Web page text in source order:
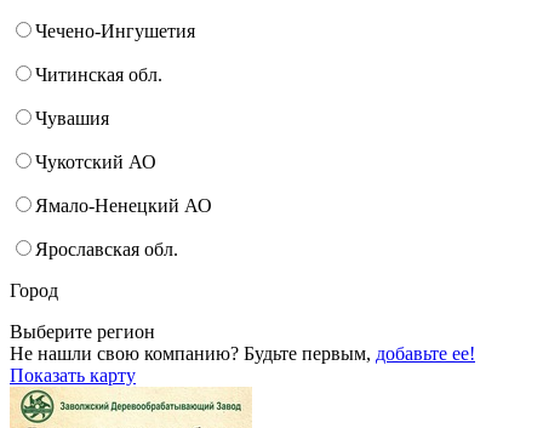
Чечено-Ингушетия
Читинская обл.
Чувашия
Чукотский АО
Ямало-Ненецкий АО
Ярославская обл.
Город
Выберите регион
Не нашли свою компанию? Будьте первым, добавьте ее!
Показать карту